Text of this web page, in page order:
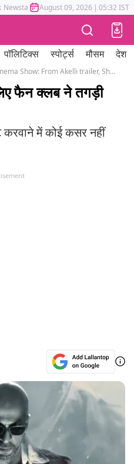
Newstak Mumbai Tak Astrotak
August 09, 2026 | 05:32 IST
पॉलिटिक्स स्पोर्ट्स मौसम देश
The Cinema Show: From Akelli trailer, Shahrukh Khan's Jawan and Sunny Deol's Gadar 2 update
फैन क्लब ने तगड़ी
में कोई कसर नहीं